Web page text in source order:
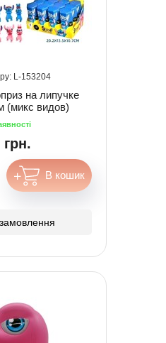
153204
на липучке
(микс видов)
грн.